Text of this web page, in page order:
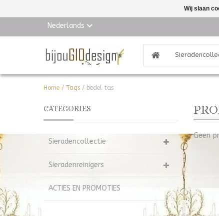
Nederlands
Home / Tags / bedel tas
CATEGORIES
Sieradencollectie
Sieradenreinigers
ACTIES EN PROMOTIES
Geen
Wij slaan